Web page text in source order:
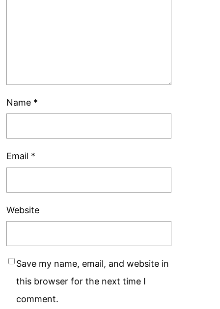
Name *
Email *
Website
Save my name, email, and website in
this browser for the next time I
comment.